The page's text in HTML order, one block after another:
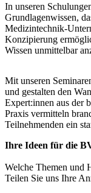
In unseren
Grundlagenwissen,
Medizintechnik-
Konzipierung
Wissen unmittelbar
Mit unseren
und gestalten den
Expert:innen aus der
Praxis vermitteln
Teilnehmenden ein
Ihre Ideen für die
Welche Themen und
Teilen Sie uns Ihre